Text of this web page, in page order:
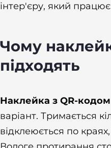
інтер'єру, який
Чому
підходять
Наклейка з QR-кодом
варіант. Тримається
відклеюється по